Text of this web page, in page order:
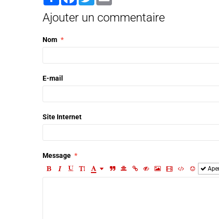
Ajouter un commentaire
Nom
E-mail
Site Internet
Message